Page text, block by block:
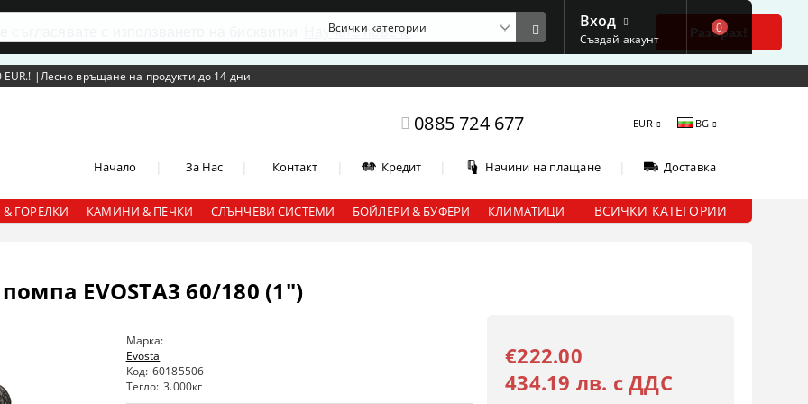
с използването на бисквитки Научете повече Разбрах!
|Лесно връщане на продукти до 14 дни
0885 724 677 EUR BG
Начало За Нас Контакт Кредит Начини на плащане Доставка
Вход
Създай акаунт
0
ГОРЕЛКИ КАМИНИ & ПЕЧКИ СЛЪНЧЕВИ СИСТЕМИ БОЙЛЕРИ & БУФЕРИ КЛИМАТИЦИ ВСИЧКИ КАТЕГОРИИ
EVOSTA3 60/180 (1")
Марка:
Evosta
Код: 60185506
Тегло: 3.000кг
€222.00
434.19 лв. с ДДС